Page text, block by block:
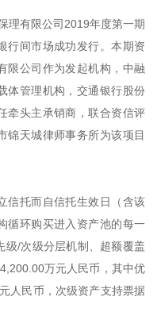
理有限公司2019年度第一期
行间市场成功发行。本期资
限公司作为发起机构，中融
体管理机构，交通银行股份
牵头主承销商，联合资信评
锦天城律师事务所为该项目
信托而自信托生效日（含该
循环购买进入资产池的每一
级/次级分层机制、超额覆盖
万元人民币，其中优
人民币，次级资产支持票据